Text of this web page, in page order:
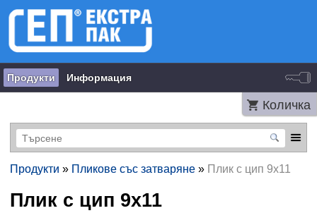
Продукти Информация
Количка
Продукти » Пликове със затваряне» Плик с цип 9х11
Плик с цип 9х11